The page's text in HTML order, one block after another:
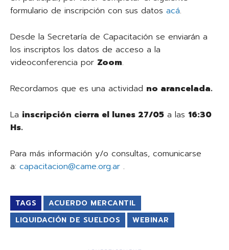
formulario de inscripción con sus datos acá.
Desde la Secretaría de Capacitación se enviarán a
los inscriptos los datos de acceso a la
videoconferencia por Zoom.
Recordamos que es una actividad no arancelada.
La inscripción cierra el lunes 27/05 a las 16:30
Hs.
Para más información y/o consultas, comunicarse
a: capacitacion@came.org.ar .
TAGS
ACUERDO MERCANTIL
LIQUIDACIÓN DE SUELDOS
WEBINAR